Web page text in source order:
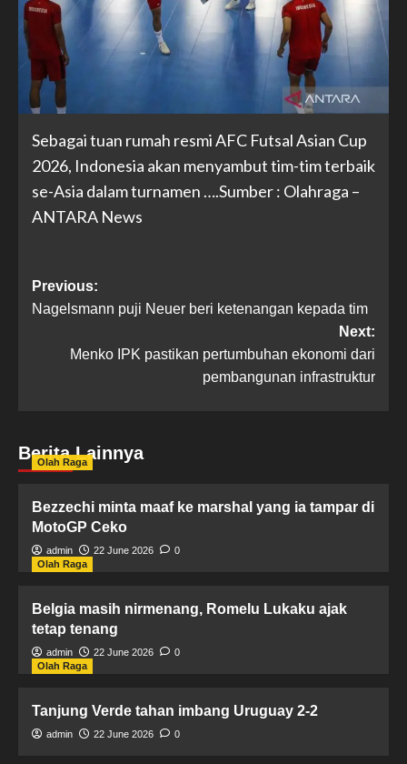
Sebagai tuan rumah resmi AFC Futsal Asian Cup
2026, Indonesia akan menyambut tim-tim terbaik
se-Asia dalam turnamen ….Sumber : Olahraga –
ANTARA News
Previous:
Nagelsmann puji Neuer beri ketenangan kepada tim
Next:
Menko IPK pastikan pertumbuhan ekonomi dari
pembangunan infrastruktur
Berita Lainnya
Olah Raga
Bezzechi minta maaf ke marshal yang ia tampar di
MotoGP Ceko
admin 22 June 2026
0
Olah Raga
Belgia masih nirmenang, Romelu Lukaku ajak
tetap tenang
admin 22 June 2026
0
Olah Raga
Tanjung Verde tahan imbang Uruguay 2-2
admin 22 June 2026 0